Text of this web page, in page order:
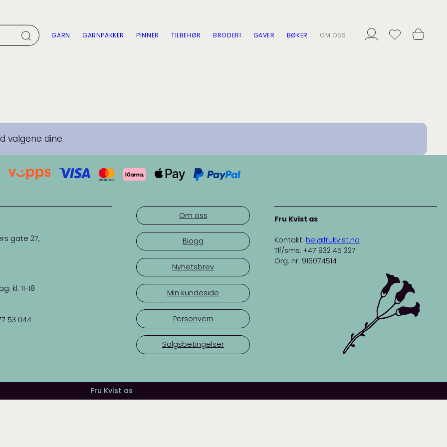
GARN GARNPAKKER PINNER TILBEHØR BRODERI GAVER BØKER OM OSS
valgene dine.
gate 27,
kl. 11-18
53 044
Om oss
Blogg
Nyhetsbrev
Min kundeside
Personvern
Salgsbetingelser
Fru Kvist as
Kontakt: hei@frukvist.no
Tlf/sms: +47 932 45 327
Org. nr. 916074514
Fru Kvist as